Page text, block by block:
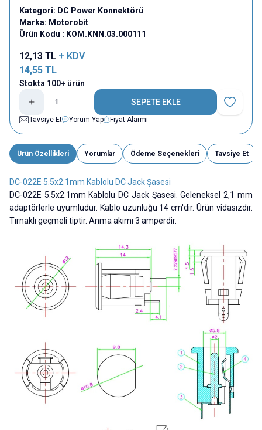
Kategori: DC Power Konnektörü
Marka: Motorobit
Ürün Kodu : KOM.KNN.03.000111
12,13 TL + KDV
14,55 TL
Stokta 100+ ürün
SEPETE EKLE
Favoriye
Tavsiye Et
Yorum Yap Fiyat Alarmı
Ürün Özellikleri Yorumlar Ödeme Seçenekleri Tavsiye Et
DC-022E 5.5x2.1mm Kablolu DC Jack Şasesi
DC-022E 5.5x2.1mm Kablolu DC Jack Şasesi. Geleneksel 2,1 mm
adaptörlerle uyumludur. Kablo uzunluğu 14 cm'dir. Ürün vidasızdır.
Tırnaklı geçmeli tiptir. Anma akımı 3 amperdir.